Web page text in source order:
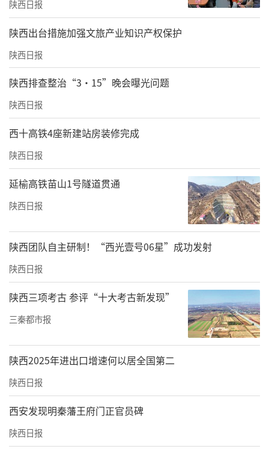
陕西日报
​陕西出台措施加强文旅产业知识产权保护
陕西日报
陕西排查整治“3·15”晚会曝光问题
陕西日报
西十高铁4座新建站房装修完成
陕西日报
延榆高铁苗山1号隧道贯通
陕西日报
陕西团队自主研制！“西光壹号06星”成功发射
陕西日报
陕西三项考古 参评“十大考古新发现”
三秦都市报
陕西2025年进出口增速何以居全国第二
陕西日报
西安发现明秦藩王府门正官员碑
陕西日报